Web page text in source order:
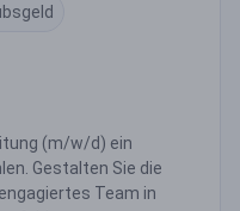
(m/w/d) ein
Gestalten Sie die
Team in